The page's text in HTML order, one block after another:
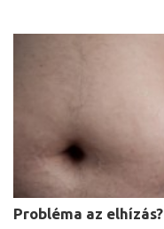
Probléma az elhízás?